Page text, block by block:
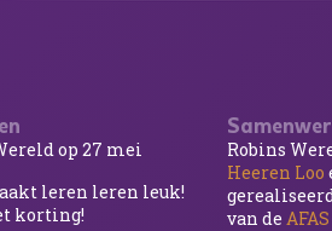
op 27 mei
leren leren leuk!
korting!
Robins
Heeren Loo
van de